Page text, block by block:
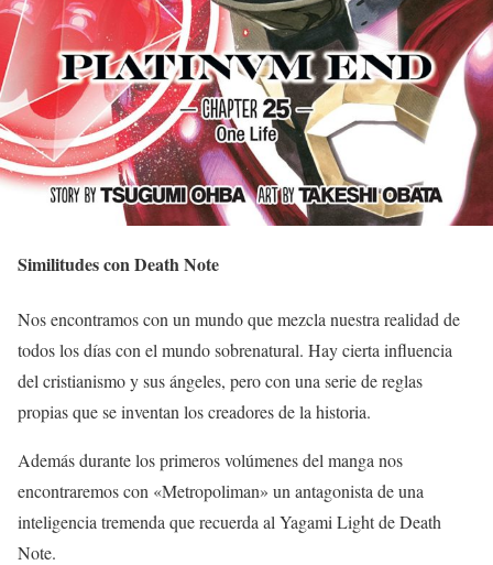
Similitudes con Death Note
Nos encontramos con un mundo que mezcla nuestra realidad de
todos los días con el mundo sobrenatural. Hay cierta influencia
del cristianismo y sus ángeles, pero con una serie de reglas
propias que se inventan los creadores de la historia.
Además durante los primeros volúmenes del manga nos
encontraremos con «Metropoliman» un antagonista de una
inteligencia tremenda que recuerda al Yagami Light de Death
Note.